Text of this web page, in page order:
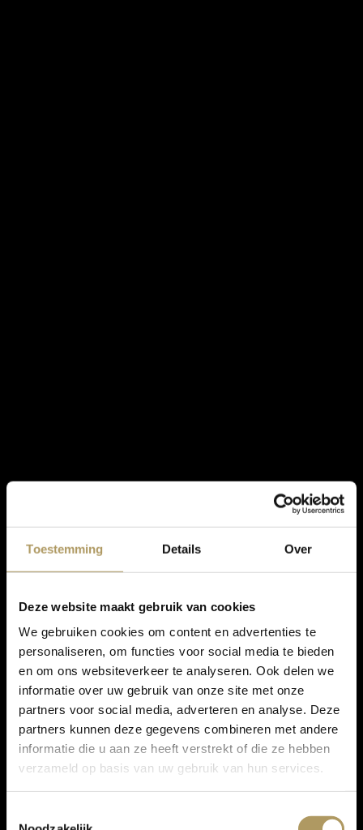
Toestemming Details Over
Deze website maakt gebruik van cookies
We gebruiken cookies om content en advertenties te
personaliseren, om functies voor social media te bieden
en om ons websiteverkeer te analyseren. Ook delen we
informatie over uw gebruik van onze site met onze
partners voor social media, adverteren en analyse. Deze
partners kunnen deze gegevens combineren met andere
informatie die u aan ze heeft verstrekt of die ze hebben
verzameld op basis van uw gebruik van hun services.